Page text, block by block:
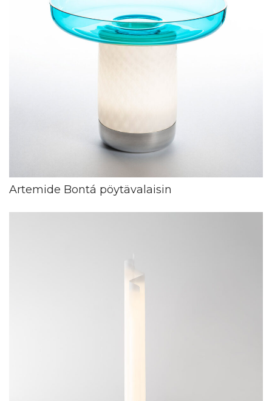
Artemide Bontá pöytävalaisin